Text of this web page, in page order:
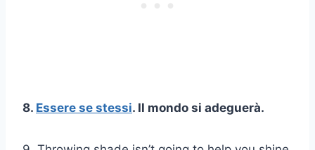
8. Essere se stessi. Il mondo si adeguerà.